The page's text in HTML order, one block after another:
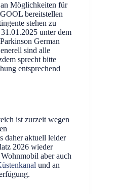
Möglichkeiten für
bereitstellen
stehen zu
unter dem
German
sind alle
sprecht bitte
entsprechend
ist zurzeit wegen
daher aktuell leider
2026 wieder
aber auch
und an